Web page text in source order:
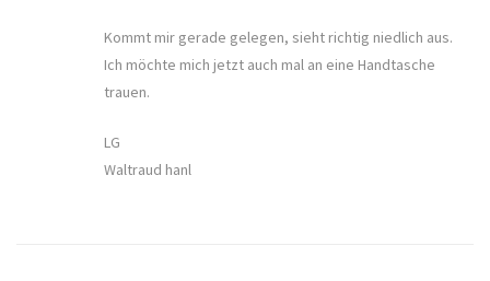
Kommt mir gerade gelegen, sieht richtig niedlich aus.
Ich möchte mich jetzt auch mal an eine Handtasche
trauen.
LG
Waltraud hanl